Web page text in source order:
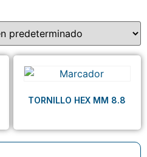
TORNILLO HEX MM 8.8